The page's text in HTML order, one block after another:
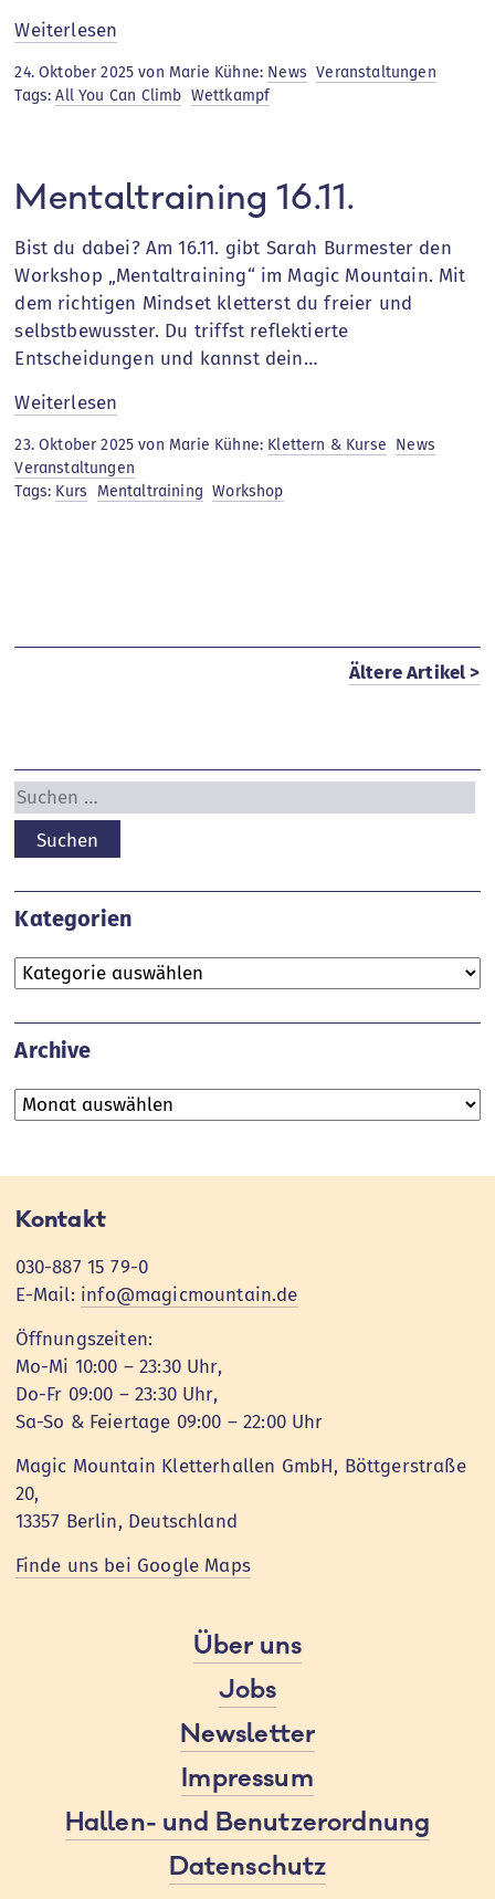
Weiterlesen
YOU
CAN
24. Oktober 2025 von Marie Kühne: News Veranstaltungen
Tags:All You Can Climb Wettkampf
Mentaltraining 16.11.
Bist du dabei? Am 16.11. gibt Sarah Burmester den
Workshop „Mentaltraining“ im Magic Mountain. Mit
dem richtigen Mindset kletterst du freier und
selbstbewusster. Du triffst reflektierte
Entscheidungen und kannst dein…
Weiterlesen
16.11.
23. Oktober 2025 von Marie Kühne: Klettern & Kurse News
Veranstaltungen
Tags: Kurs Mentaltraining Workshop
Ältere Artikel >
Suchen
nach:
Kategorien
Kategorien
Archive
Archive
Kontakt
030-887 15 79-0
E-Mail: info@magicmountain.de
Öffnungszeiten:
Mo-Mi 10:00 – 23:30 Uhr,
Do-Fr 09:00 – 23:30 Uhr,
Sa-So & Feiertage 09:00 – 22:00 Uhr
Magic Mountain Kletterhallen GmbH, Böttgerstraße
20,
13357 Berlin, Deutschland
Finde uns bei Google Maps
Über uns
Jobs
Newsletter
Impressum
Hallen- und Benutzerordnung
Datenschutz